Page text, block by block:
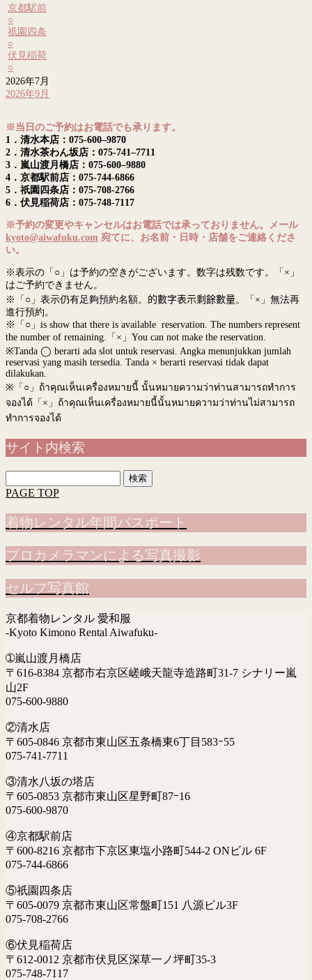
京都駅前
○
祇園四条
○
伏見稲荷
○
2026年7月
2026年9月
※当日のご予約はお電話でも承ります。
1．清水本店：075-600–9870
2．清水茶わん坂店：075-741–7711
3．嵐山渡月橋店：075-600–9880
4．京都駅前店：075-744-6866
5．祇園四条店：075-708-2766
6．伏見稲荷店：075-748-7117
※予約の変更やキャンセルはお電話では承っておりません。メール
kyoto@aiwafuku.com 宛てに、お名前・日時・店舗をご連絡くださ
い。
※表示の「○」は予約の空きがございます。数字は残数です。「×」
はご予約できません。
※「○」表示仍有足夠預約名額。 的數字表示剩餘數量。「×」無法再
進行預約。
※「○」is show that there is available reservation. The numbers represent
the number of remaining.「×」You can not make the reservation.
※Tanda ◯ berarti ada slot untuk reservasi. Angka menunjukkan jumlah
reservasi yang masih tersedia. Tanda × berarti reservasi tidak dapat
dilakukan.
※ 「○」ถ้าคุณเห็นเครื่องหมายนี้ นั้นหมายความว่าท่านสามารถทำการ
จองได้「×」ถ้าคุณเห็นเครื่องหมายนี้นั้นหมายความว่าท่านไม่สามารถ
ทำการจองได้
サイト内検索
索:
PAGE TOP
着物レンタル年間パスポート
プロカメラマンによる写真撮影
セルフ写真館
京都着物レンタル 愛和服
-Kyoto Kimono Rental Aiwafuku-
➀嵐山渡月橋店
〒616-8384 京都市右京区嵯峨天龍寺造路町31-7 シナリー嵐
山2F
075-600-9880
②清水店
〒605-0846 京都市東山区五条橋東6丁目583ｰ55
075-741-7711
③清水八坂の塔店
〒605-0853 京都市東山区星野町87ｰ16
075-600-9870
④京都駅前店
〒600-8216 京都市下京区東塩小路町544-2 ONビル 6F
075-744-6866
⑤祇園四条店
〒605-0079 京都市東山区常盤町151 八源ビル3F
075-708-2766
⑥伏見稲荷店
〒612-0012 京都市伏見区深草一ノ坪町35-3
075-748-7117